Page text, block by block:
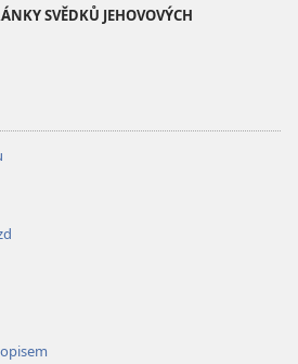
SVĚDKŮ JEHOVOVÝCH